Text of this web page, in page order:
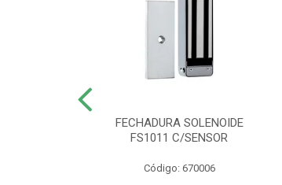
FECHADURA SOLENOIDE
FS1011 C/SENSOR
Código: 670006